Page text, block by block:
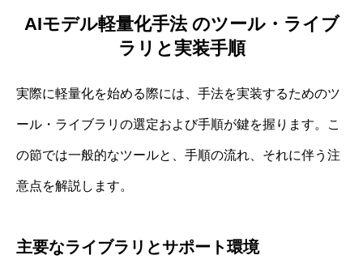
AIモデル軽量化手法 のツール・ライブ
ラリと実装手順
実際に軽量化を始める際には、手法を実装するためのツ
ール・ライブラリの選定および手順が鍵を握ります。こ
の節では一般的なツールと、手順の流れ、それに伴う注
意点を解説します。
主要なライブラリとサポート環境